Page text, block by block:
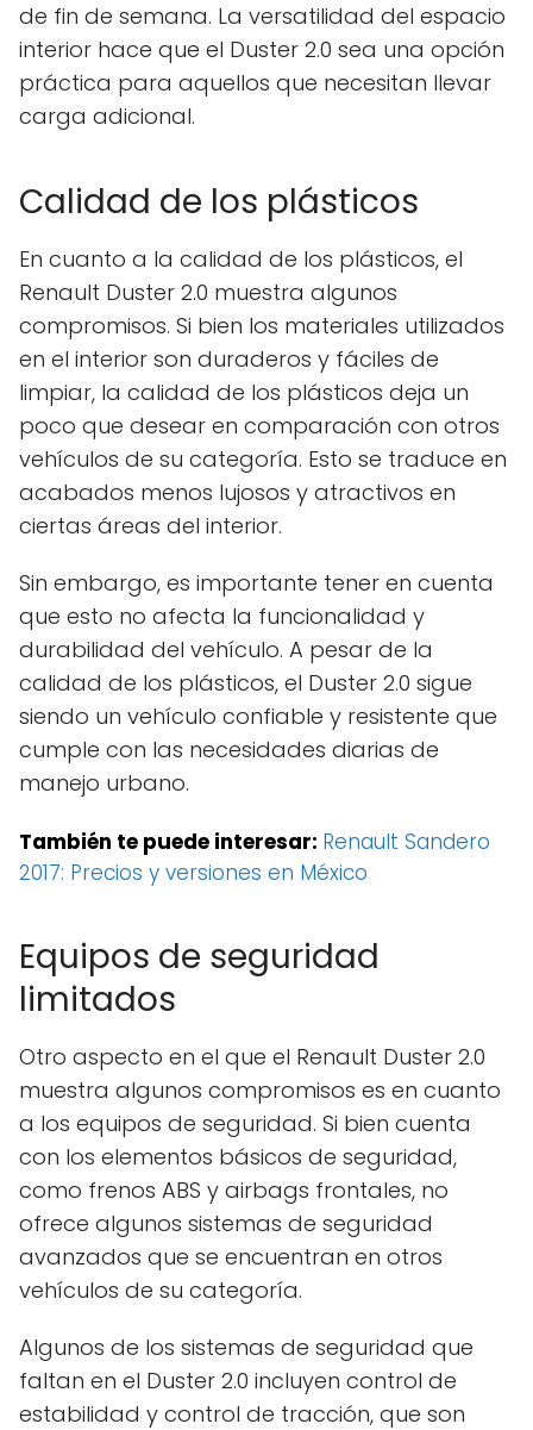
de fin de semana. La versatilidad del espacio
interior hace que el Duster 2.0 sea una opción
práctica para aquellos que necesitan llevar
carga adicional.
Calidad de los plásticos
En cuanto a la calidad de los plásticos, el
Renault Duster 2.0 muestra algunos
compromisos. Si bien los materiales utilizados
en el interior son duraderos y fáciles de
limpiar, la calidad de los plásticos deja un
poco que desear en comparación con otros
vehículos de su categoría. Esto se traduce en
acabados menos lujosos y atractivos en
ciertas áreas del interior.
Sin embargo, es importante tener en cuenta
que esto no afecta la funcionalidad y
durabilidad del vehículo. A pesar de la
calidad de los plásticos, el Duster 2.0 sigue
siendo un vehículo confiable y resistente que
cumple con las necesidades diarias de
manejo urbano.
También te puede interesar: Renault Sandero
2017: Precios y versiones en México
Equipos de seguridad
limitados
Otro aspecto en el que el Renault Duster 2.0
muestra algunos compromisos es en cuanto
a los equipos de seguridad. Si bien cuenta
con los elementos básicos de seguridad,
como frenos ABS y airbags frontales, no
ofrece algunos sistemas de seguridad
avanzados que se encuentran en otros
vehículos de su categoría.
Algunos de los sistemas de seguridad que
faltan en el Duster 2.0 incluyen control de
estabilidad y control de tracción, que son